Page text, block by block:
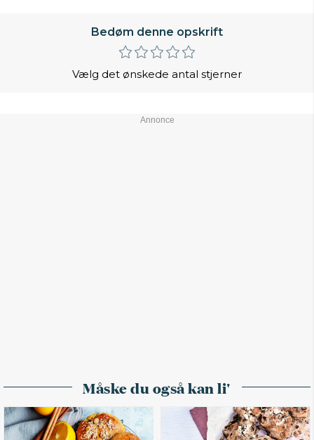
Bedøm denne opskrift
Vælg det ønskede antal stjerner
Måske du også kan li'